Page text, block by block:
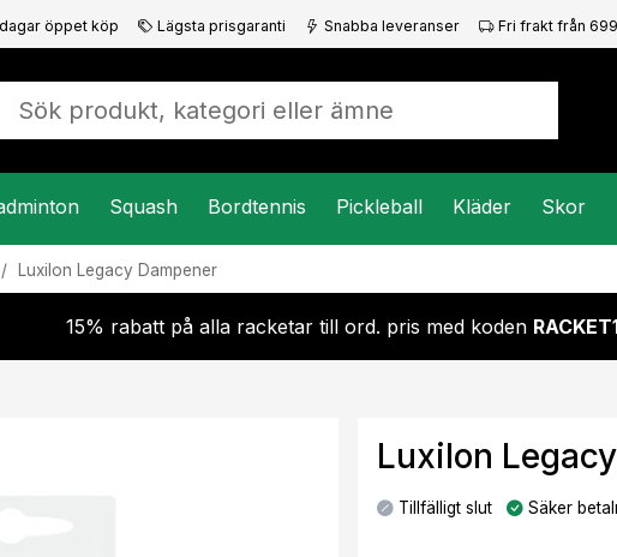
öppet köp Lägsta prisgaranti Snabba leveranser Fri frakt från
Squash Bordtennis Pickleball Kläder Skor
Luxilon Legacy Dampener
15% rabatt på alla racketar till ord. pris med koden
Luxilon
Tillfälligt slut Säker